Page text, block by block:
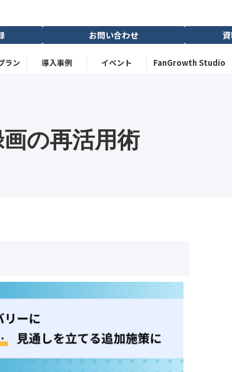
お問い合わせ
ラン 導入事例 イベント FanGrowth Studio
の再活用術